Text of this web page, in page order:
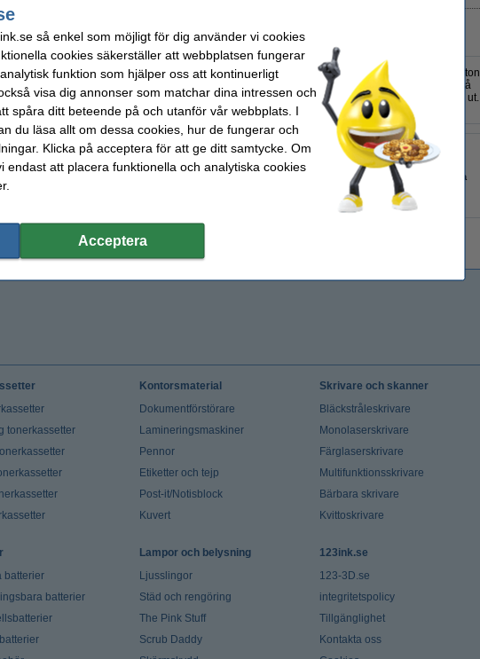
Wide Film är lämplig för din Fujifilm InstaxWidekamera (inte lämplig för Mini). Skriv ut dina foton
en minut). Du kan omedelbart sätta upp bilder på vänner, semester eller oförglömliga stunder på
sätta dom i ett album. Den glansiga beläggningen gör att färgerna blir vackra och att de sticker ut.
kan placeras i kameran på en gång. Detta paket innehåller 10 ark fotopapper.
FujiFilm Ytskikt:
glansigt
Instax Wide Vattentålig:
nej
färgfilm
Instant camera
vit
Vårt artikelnr: 151690
Moms
tonerkassetter
Kontorsmaterial
Dokumentförstörare
Lamineringsmaskiner
Pennor
Etiketter och tejp
Post-it/Notisblock
Kuvert
Skrivare och skanner
Bläckstråleskrivare
Monolaserskrivare
Färglaserskrivare
Multifunktionsskrivare
Bärbara skrivare
Kvittoskrivare
batterier
batterier
Lampor och belysning
Ljusslingor
Städ och rengöring
The Pink Stuff
Scrub Daddy
123ink.se
123-3D.se
integritetspolicy
Tillgänglighet
Kontakta oss
så enkel som möjligt för dig använder vi cookies
cookies säkerställer att webbplatsen fungerar
funktion som hjälper oss att kontinuerligt
visa dig annonser som matchar dina intressen och
spåra ditt beteende på och utanför vår webbplats. I
du läsa allt om dessa cookies, hur de fungerar och
Klicka på acceptera för att ge ditt samtycke. Om
endast att placera funktionella och analytiska cookies
Acceptera